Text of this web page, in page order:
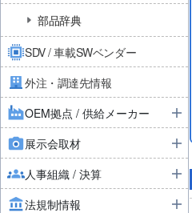
部品辞典
SDV / 車載SWベンダー
外注・調達先情報
OEM拠点 / 供給メーカー
展示会取材
人事組織 / 決算
法規制情報